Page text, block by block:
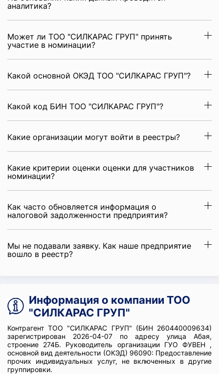
аналитика?
Может ли ТОО "СИЛКАРАС ГРУП" принять
участие в номинации?
Какой основной ОКЭД ТОО "СИЛКАРАС ГРУП"?
Какой код БИН ТОО "СИЛКАРАС ГРУП"?
Какие организации могут войти в реестры?
Какие критерии оценки оценки для участников
номинации?
Как часто обновляется информация о
налоговой задолженности предприятия?
Мы не подавали заявку. Как наше предприятие
вошло в реестр?
Информация о компании ТОО
"СИЛКАРАС ГРУП"
Контрагент ТОО "СИЛКАРАС ГРУП" (БИН 260440009634)
зарегистрирован 2026-04-07 по адресу улица Абая,
строение 274Б. Руководитель организации ГУО ФУВЕН ,
основной вид деятельности (ОКЭД) 96090: Предоставление
прочих индивидуальных услуг, не включенных в другие
группировки.